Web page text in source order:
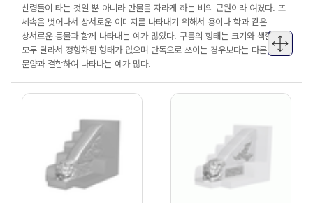
신령들이 타는 것일 뿐 아니라 만물을 자라게 하는 비의 근원이라 여겼다. 또
세속을 벗어나서 상서로운 이미지를 나타내기 위해서 용이나 학과 같은
상서로운 동물과 함께 나타내는 예가 많았다. 구름의 형태는 크기와 색깔이
모두 달라서 정형화된 형태가 없으며 단독으로 쓰이는 경우보다는 다른 길상
문양과 결합하여 나타나는 예가 많다.